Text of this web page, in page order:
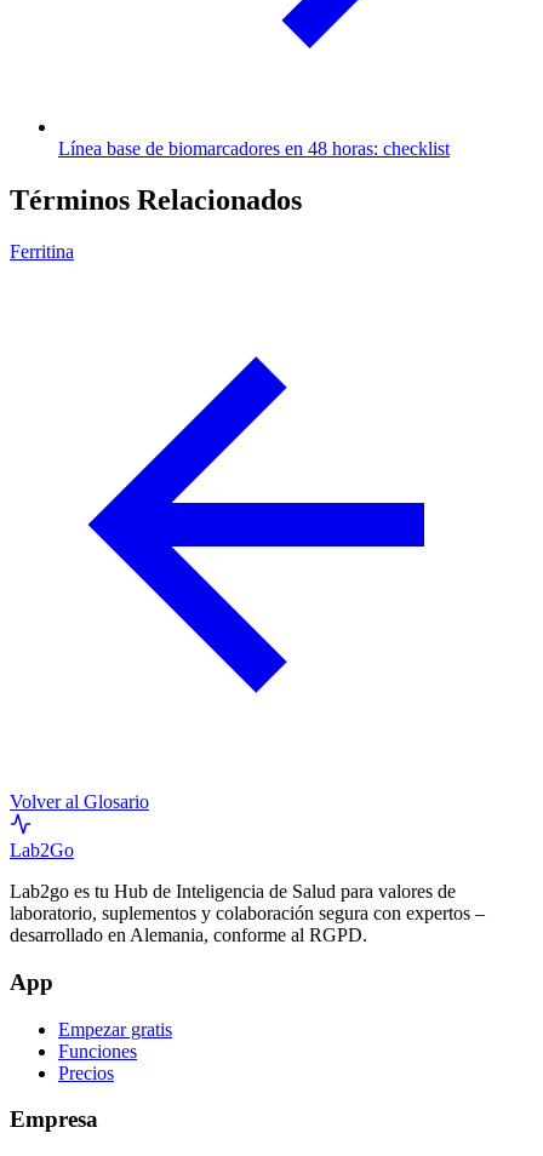
Línea base de biomarcadores en 48 horas: checklist
Términos Relacionados
Ferritina
Volver al Glosario
Lab2Go
Lab2go es tu Hub de Inteligencia de Salud para valores de
laboratorio, suplementos y colaboración segura con expertos –
desarrollado en Alemania, conforme al RGPD.
App
Empezar gratis
Funciones
Precios
Empresa